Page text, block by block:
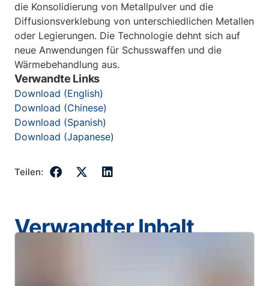
die Konsolidierung von Metallpulver und die
Diffusionsverklebung von unterschiedlichen Metallen
oder Legierungen. Die Technologie dehnt sich auf
neue Anwendungen für Schusswaffen und die
Wärmebehandlung aus.
Verwandte Links
Download (English)
Download (Chinese)
Download (Spanish)
Download (Japanese)
Teilen:
Verwandter Inhalt